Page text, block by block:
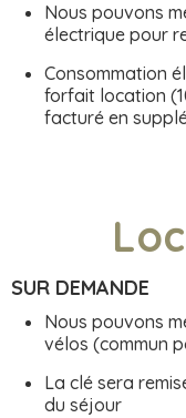
Nous pouvons
électrique pour
Consommation
forfait location
facturé en
SUR DEMANDE
Nous pouvons
vélos (commun
La clé sera
du séjour